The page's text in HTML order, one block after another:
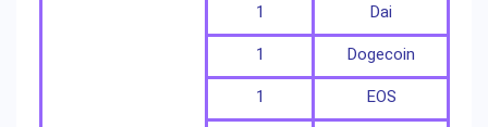
Dai
1
Dogecoin
1
EOS
1